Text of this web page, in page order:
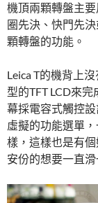
機頂兩顆轉盤主
圈先決、快門先
顆轉盤的功能。
Leica T的機背上
型的TFT LCD來
幕採電容式觸控
虛擬的功能選單
樣，這樣也是有
安份的想要一直